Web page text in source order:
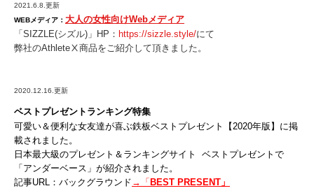
2021.6.8.更新
WEBメディア： 大人の女性向けWebメディア
「 SIZZLE(シズル) 」 HP ： https://sizzle.style/にて
弊社のAthleteⅩ商品をご紹介して頂きました。
2020.12.16.更新
ベストプレゼントランキング特集
可愛い＆便利な女友達が喜ぶ鉄板ベストプレゼント【2020年版】に掲
載されました。
日本最大級のプレゼント＆ランキングサイト
ベストプレゼントで
「アンダーベース」が紹介されました。
記事URL ： バックグラウンド →「 BEST PRESENT」